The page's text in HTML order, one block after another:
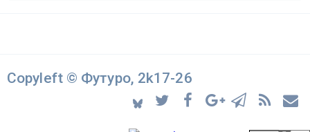
Copyleft © Футуро, 2k17-26